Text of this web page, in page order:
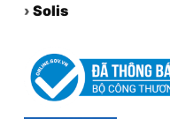
› Solis